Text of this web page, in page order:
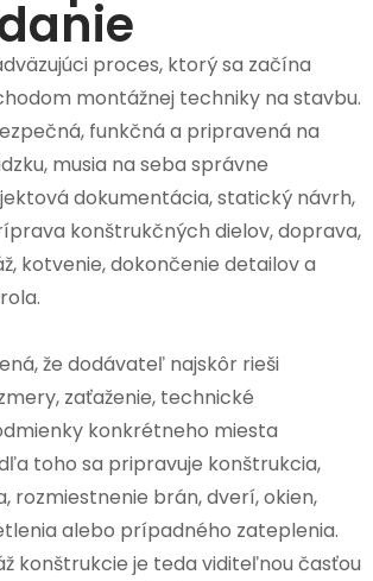
proces, ktorý sa začína
montážnej techniky na stavbu.
funkčná a pripravená na
musia na seba správne
dokumentácia, statický návrh,
konštrukčných dielov, doprava,
kotvenie, dokončenie detailov a
že dodávateľ najskôr rieši
zaťaženie, technické
konkrétneho miesta
toho sa pripravuje konštrukcia,
rozmiestnenie brán, dverí, okien,
alebo prípadného zateplenia.
konštrukcie je teda viditeľnou časťou